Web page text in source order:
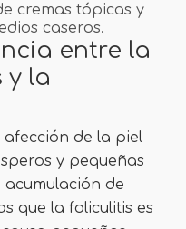
cremas tópicas y
caseros.
entre la
y la
afección de la piel
y pequeñas
de
que la foliculitis es